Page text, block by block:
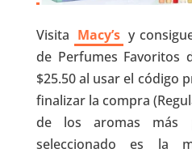
Visita Macy’s y
de Perfumes Favoritos
$25.50 al usar el código
finalizar la compra
de los aromas más
seleccionado es la